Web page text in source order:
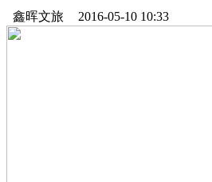
鑫晖文旅 2016-05-10 10:33